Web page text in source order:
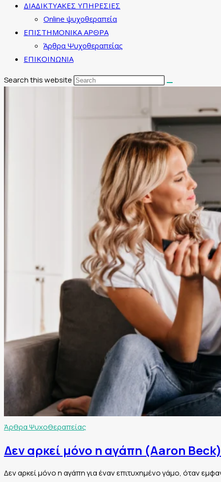
ΔΙΑΔΙΚΤΥΑΚΕΣ ΥΠΗΡΕΣΙΕΣ
Online ψυχοθεραπεία
ΕΠΙΣΤΗΜΟΝΙΚΑ ΑΡΘΡΑ
Άρθρα Ψυχοθεραπείας
ΕΠΙΚΟΙΝΩΝΙΑ
Search this website
Άρθρα Ψυχοθεραπείας
Δεν αρκεί μόνο η αγάπη (Aaron Beck)
Δεν αρκεί μόνο η αγάπη για έναν επιτυχημένο γάμο, όταν